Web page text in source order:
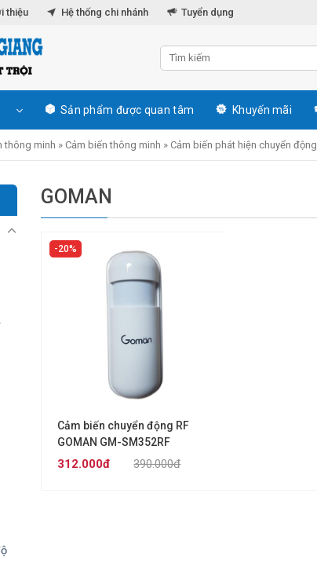
thiệu Hệ thống chi nhánh Tuyển dụng
Sản phẩm được quan tâm Khuyến mãi
thông minh » Cảm biến thông minh » Cảm biến phát hiện chuyển động
GOMAN
20%
Cảm biến chuyển động RF
GOMAN GM-SM352RF
390.000đ
312.000đ